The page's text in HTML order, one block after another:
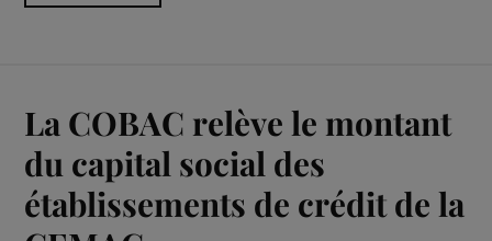
La COBAC relève le montant
du capital social des
établissements de crédit de la